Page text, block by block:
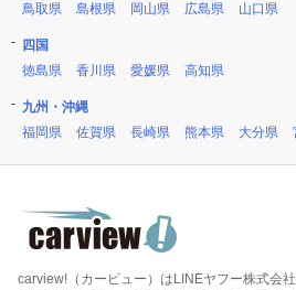
鳥取県
島根県 岡山県 広島県 山口県
四国
徳島県
香川県 愛媛県 高知県
九州・沖縄
福岡県
佐賀県 長崎県 熊本県 大分県
carview!（カービュー）はLINEヤフー株式会